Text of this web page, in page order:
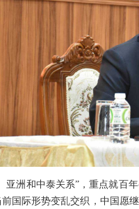
亚洲和中泰关系”，重点就百
国际形势变乱交织，中国愿